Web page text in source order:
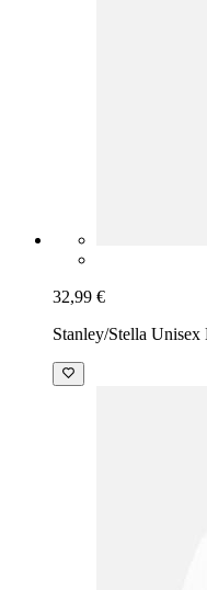
32,99 €
Stanley/Stella